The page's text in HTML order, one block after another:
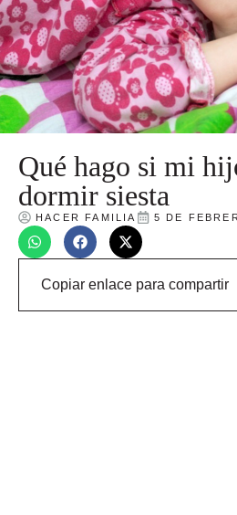
Qué hago si mi
dormir siesta
HACER FAMILIA 5 DE
Copiar enlace para compartir